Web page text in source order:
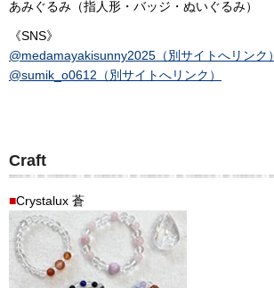
あみぐるみ（指人形・バッジ・ぬいぐるみ）
《SNS》
@medamayakisunny2025（別サイトへリンク）
@sumik_o0612（別サイトへリンク）
Craft
■Crystalux 蒼